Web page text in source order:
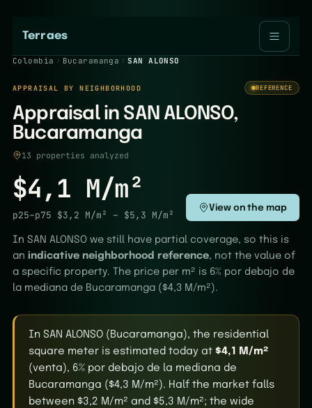
Terraes
Colombia Bucaramanga SAN ALONSO
APPRAISAL BY NEIGHBORHOOD REFERENCE
Appraisal in SAN ALONSO,
Bucaramanga
13 properties analyzed
$4,1 M/m²
p25–p75 $3,2 M/m² – $5,3 M/m²
View on the map
In SAN ALONSO we still have partial coverage, so this is
an indicative neighborhood reference, not the value of
a specific property. The price per m² is 6% por debajo de
la mediana de Bucaramanga ($4,3 M/m²).
In SAN ALONSO (Bucaramanga), the residential
square meter is estimated today at $4,1 M/m²
(venta), 6% por debajo de la mediana de
Bucaramanga ($4,3 M/m²). Half the market falls
between $3,2 M/m² and $5,3 M/m²; the wide